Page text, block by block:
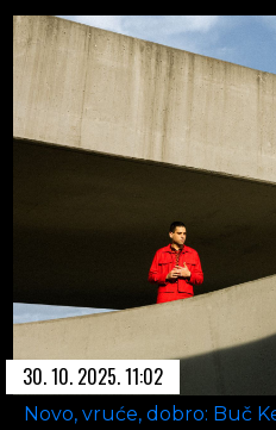
30. 10. 2025. 11:02
Novo, vruće, dobro: Buč